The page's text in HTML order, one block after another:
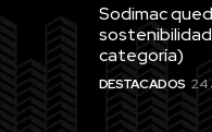
Sodimac
sostenibilidad
categoría)
DESTACADOS 24